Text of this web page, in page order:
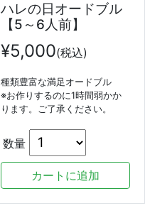
ハレの日オードブル
【5～6人前】
¥5,000(税込)
種類豊富な満足オードブル
※お作りするのに1時間弱かか
ります。ご了承ください。
数量